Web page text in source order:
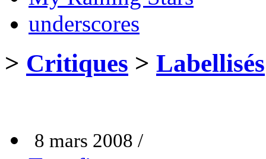
underscores
> Critiques > Labellisés
8 mars 2008 /